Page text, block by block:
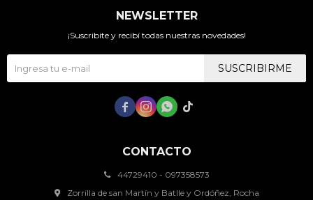
CONTACTO
44729410 - 097358573
Zorrilla de san Martín y Batlle y Ordóñez, Rocha
NEWSLETTER
¡Suscribite y recibí todas nuestras novedades!
SUSCRIBIRME
   